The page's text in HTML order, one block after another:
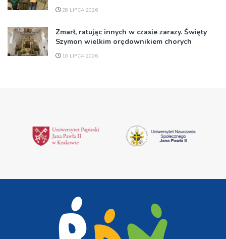
28 LIPCA 2026
Zmarł, ratując innych w czasie zarazy. Święty
Szymon wielkim orędownikiem chorych
10 LIPCA 2026